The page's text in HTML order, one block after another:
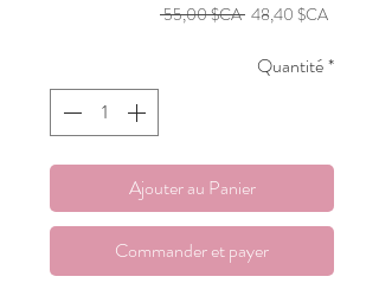
55,00 $CA Prix
48,40 $CAPrix
Quantité*
Ajouter au Panier
Commander et payer